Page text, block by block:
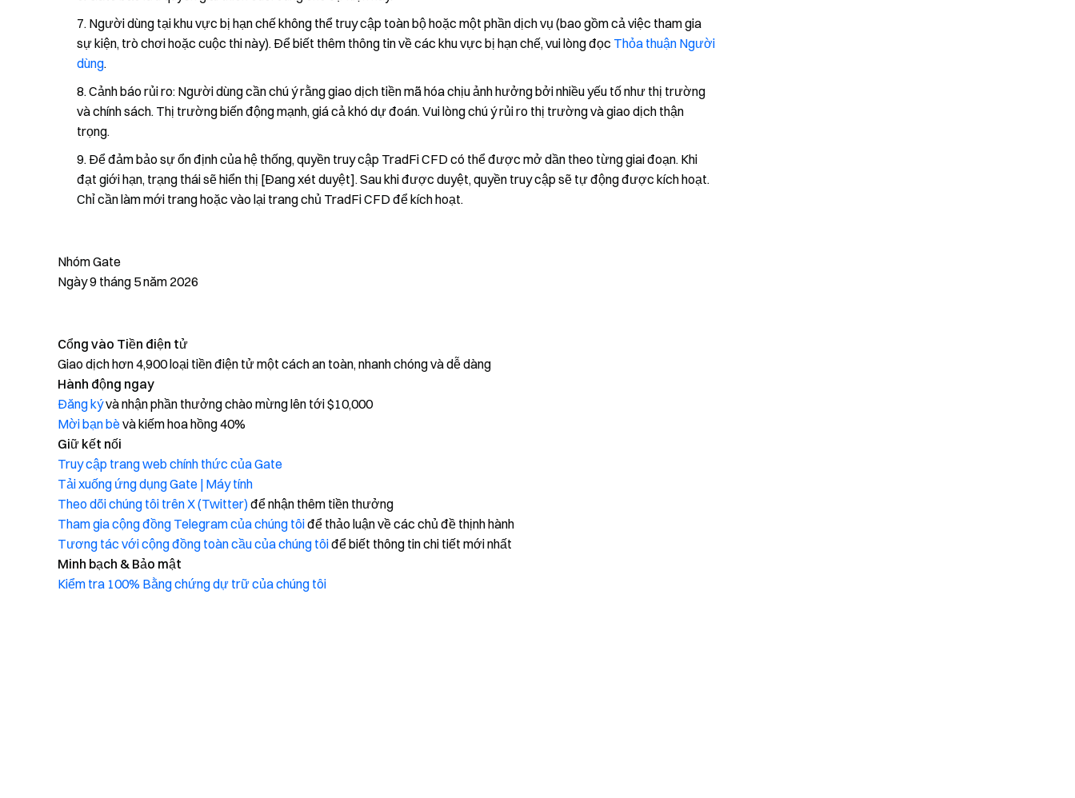
Người dùng tại khu vực bị hạn chế không thể truy cập toàn bộ hoặc một phần dịch vụ (bao gồm cả việc tham gia
sự kiện, trò chơi hoặc cuộc thi này). Để biết thêm thông tin về các khu vực bị hạn chế, vui lòng đọc Thỏa thuận Người
dùng.
Cảnh báo rủi ro: Người dùng cần chú ý rằng giao dịch tiền mã hóa chịu ảnh hưởng bởi nhiều yếu tố như thị trường
và chính sách. Thị trường biến động mạnh, giá cả khó dự đoán. Vui lòng chú ý rủi ro thị trường và giao dịch thận
trọng.
Để đảm bảo sự ổn định của hệ thống, quyền truy cập TradFi CFD có thể được mở dần theo từng giai đoạn. Khi
đạt giới hạn, trạng thái sẽ hiển thị [Đang xét duyệt]. Sau khi được duyệt, quyền truy cập sẽ tự động được kích hoạt.
Chỉ cần làm mới trang hoặc vào lại trang chủ TradFi CFD để kích hoạt.
Nhóm Gate
Ngày 9 tháng 5 năm 2026
Cổng vào Tiền điện tử
Giao dịch hơn 4,900 loại tiền điện tử một cách an toàn, nhanh chóng và dễ dàng
Hành động ngay
Đăng kývà nhận phần thưởng chào mừng lên tới $10,000
Mời bạn bèvà kiếm hoa hồng 40%
Giữ kết nối
Truy cập trang web chính thức của Gate
Tải xuống ứng dụng Gate | Máy tính
Theo dõi chúng tôi trên X (Twitter)để nhận thêm tiền thưởng
Tham gia cộng đồng Telegram của chúng tôiđể thảo luận về các chủ đề thịnh hành
Tương tác với cộng đồng toàn cầu của chúng tôiđể biết thông tin chi tiết mới nhất
Minh bạch & Bảo mật
Kiểm tra 100% Bằng chứng dự trữ của chúng tôi